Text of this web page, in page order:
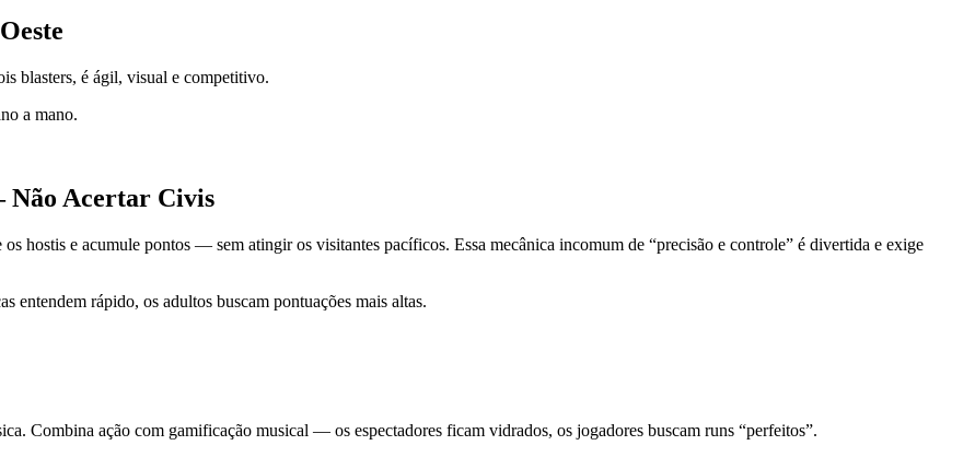
blasters, é ágil, visual e competitivo.
a mano.
Acertar Civis
hostis e acumule pontos — sem atingir os visitantes pacíficos. Essa mecânica incomum de “precisão e controle” é divertida e exige
entendem rápido, os adultos buscam pontuações mais altas.
Combina ação com gamificação musical — os espectadores ficam vidrados, os jogadores buscam runs “perfeitos”.